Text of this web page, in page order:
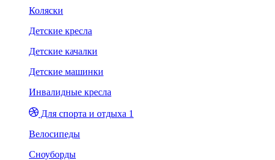
Коляски
Детские кресла
Детские качалки
Детские машинки
Инвалидные кресла
Для спорта и отдыха 1
Велосипеды
Сноуборды